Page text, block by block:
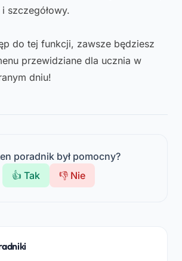
szczegółowy.
do tej funkcji, zawsze będziesz
przewidziane dla ucznia w
dniu!
poradnik był pomocny?
👍 Tak
👎 Nie